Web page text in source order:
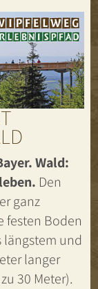
Wald:
Den
ganz
festen Boden
und
langer
30 Meter).